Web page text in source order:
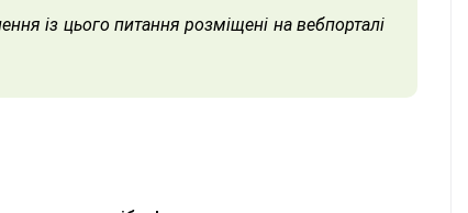
із цього питання розміщені на вебпорталі